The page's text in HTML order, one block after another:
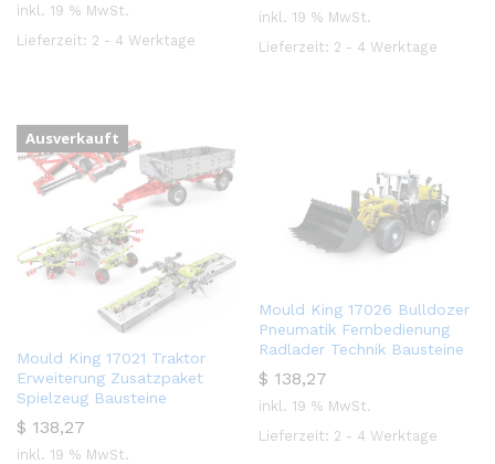
inkl. 19 % MwSt.
Lieferzeit: 2 - 4 Werktage
inkl. 19 % MwSt.
Lieferzeit: 2 - 4 Werktage
Ausverkauft
Mould King 17021 Traktor
Erweiterung Zusatzpaket
Spielzeug Bausteine
$ 138,27
inkl. 19 % MwSt.
Mould King 17026 Bulldozer
Pneumatik Fernbedienung
Radlader Technik Bausteine
$ 138,27
inkl. 19 % MwSt.
Lieferzeit: 2 - 4 Werktage